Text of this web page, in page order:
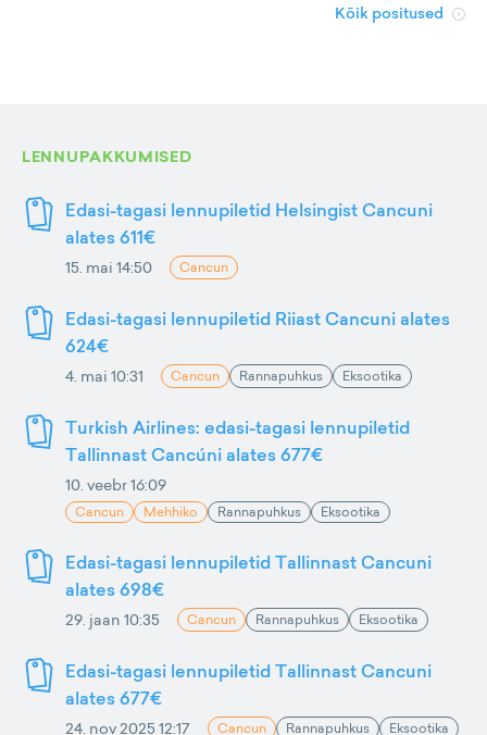
Kõik positused
LENNUPAKKUMISED
Edasi-tagasi lennupiletid Helsingist Cancuni
alates 611€
15. mai 14:50 Cancun
Edasi-tagasi lennupiletid Riiast Cancuni alates
624€
4. mai 10:31 Cancun Rannapuhkus Eksootika
Turkish Airlines: edasi-tagasi lennupiletid
Tallinnast Cancúni alates 677€
10. veebr 16:09
Cancun Mehhiko Rannapuhkus Eksootika
Edasi-tagasi lennupiletid Tallinnast Cancuni
alates 698€
29. jaan 10:35 Cancun Rannapuhkus Eksootika
Edasi-tagasi lennupiletid Tallinnast Cancuni
alates 677€
24. nov 2025 12:17 Cancun Rannapuhkus Eksootika